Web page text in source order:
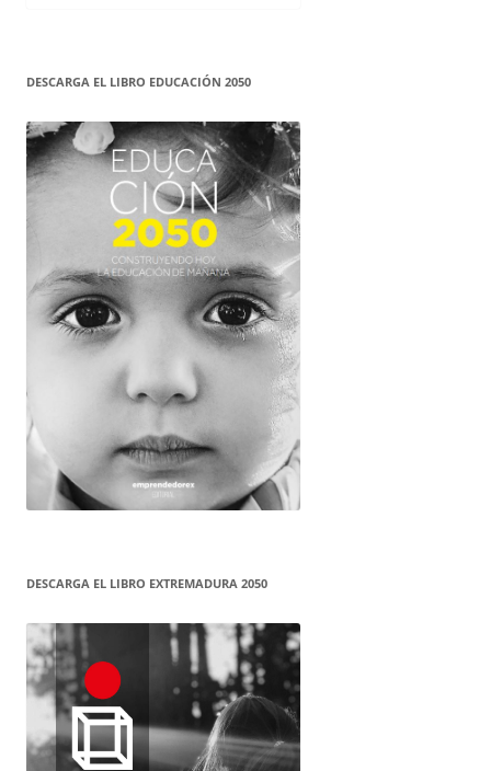
DESCARGA EL LIBRO EDUCACIÓN 2050
DESCARGA EL LIBRO EXTREMADURA 2050